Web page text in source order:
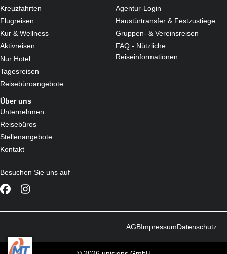
Kreuzfahrten
Flugreisen
Kur & Wellness
Aktivreisen
Nur Hotel
Tagesreisen
Reisebüroangebote
Agentur-Login
Haustürtransfer & Festzustiege
Gruppen- & Vereinsreisen
FAQ - Nützliche
Reiseinformationen
Über uns
Unternehmen
Reisebüros
Stellenangebote
Kontakt
Besuchen Sie uns auf
AGBImpressumDatenschutz